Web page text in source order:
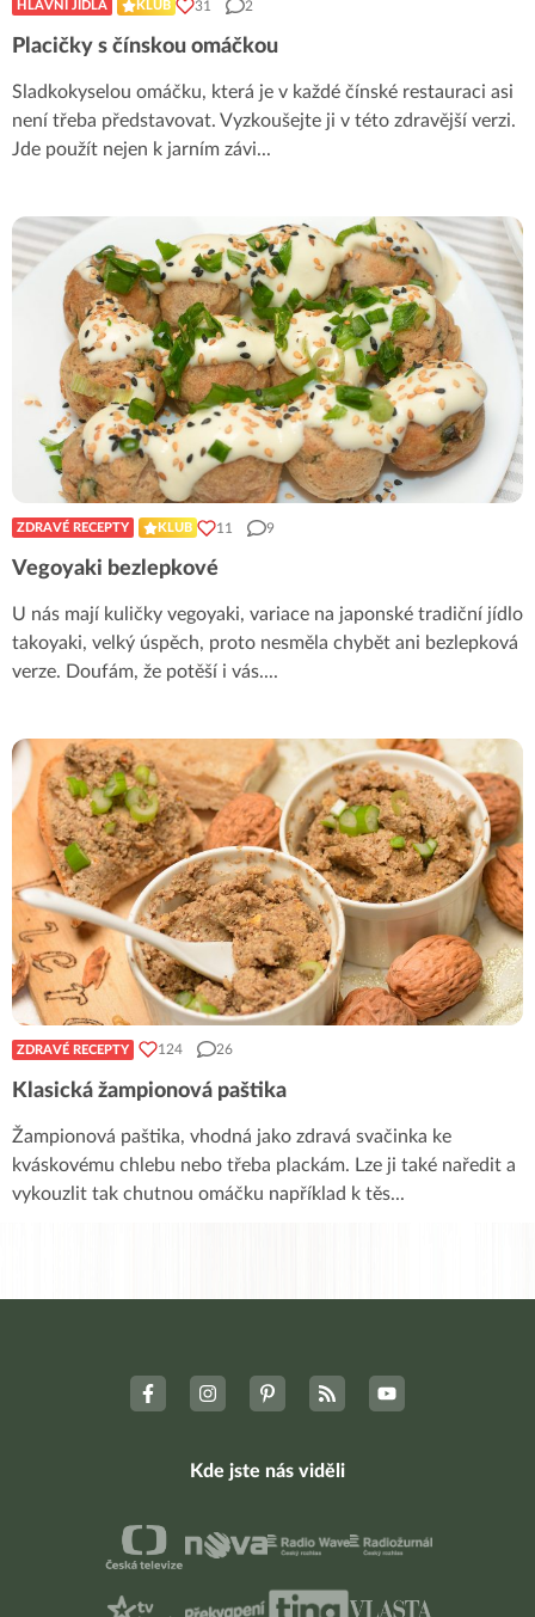
HLAVNÍ JÍDLA KLUB 31 2
Placičky s čínskou omáčkou
Sladkokyselou omáčku, která je v každé čínské restauraci asi
není třeba představovat. Vyzkoušejte ji v této zdravější verzi.
Jde použít nejen k jarním závi...
ZDRAVÉ RECEPTY KLUB 11 9
Vegoyaki bezlepkové
U nás mají kuličky vegoyaki, variace na japonské tradiční jídlo
takoyaki, velký úspěch, proto nesměla chybět ani bezlepková
verze. Doufám, že potěší i vás....
ZDRAVÉ RECEPTY 124 26
Klasická žampionová paštika
Žampionová paštika, vhodná jako zdravá svačinka ke
kváskovému chlebu nebo třeba plackám. Lze ji také naředit a
vykouzlit tak chutnou omáčku například k těs...
Kde jste nás viděli